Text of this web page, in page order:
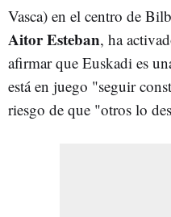
Vasca) en el centro de
Aitor Esteban, ha
afirmar que Euskadi es
está en juego "seguir
riesgo de que "otros lo